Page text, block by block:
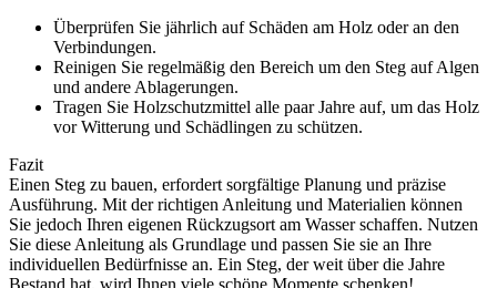
Überprüfen Sie jährlich auf Schäden am Holz oder an den
Verbindungen.
Reinigen Sie regelmäßig den Bereich um den Steg auf Algen
und andere Ablagerungen.
Tragen Sie Holzschutzmittel alle paar Jahre auf, um das Holz
vor Witterung und Schädlingen zu schützen.
Fazit
Einen Steg zu bauen, erfordert sorgfältige Planung und präzise
Ausführung. Mit der richtigen Anleitung und Materialien können
Sie jedoch Ihren eigenen Rückzugsort am Wasser schaffen. Nutzen
Sie diese Anleitung als Grundlage und passen Sie sie an Ihre
individuellen Bedürfnisse an. Ein Steg, der weit über die Jahre
Bestand hat, wird Ihnen viele schöne Momente schenken!